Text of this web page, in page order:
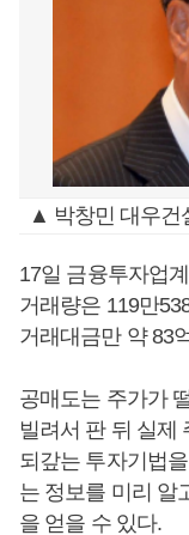
▲ 박창민 대우건
17일 금융투자업
거래량은 119만
거래대금만 약 83
공매도는 주가가
빌려서 판 뒤 실제
되갚는 투자기법
는 정보를 미리 알
을 얻을 수 있다.